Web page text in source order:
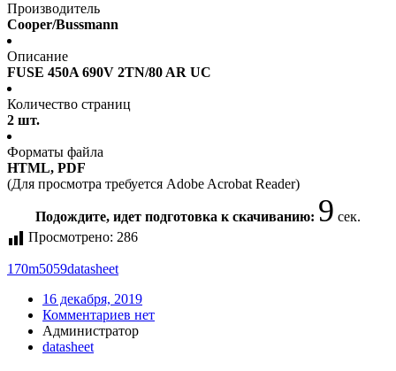
Производитель
Cooper/Bussmann
Описание
FUSE 450A 690V 2TN/80 AR UC
Количество страниц
2 шт.
Форматы файла
HTML, PDF
(Для просмотра требуется Adobe Acrobat Reader)
Подождите, идет подготовка к скачиванию: 9 сек.
Просмотрено: 286
170m5059datasheet
16 декабря, 2019
Комментариев нет
Администратор
datasheet